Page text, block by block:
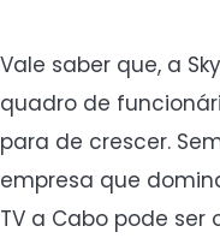
Vale saber que, a
quadro de
para de crescer.
empresa que
TV a Cabo pode